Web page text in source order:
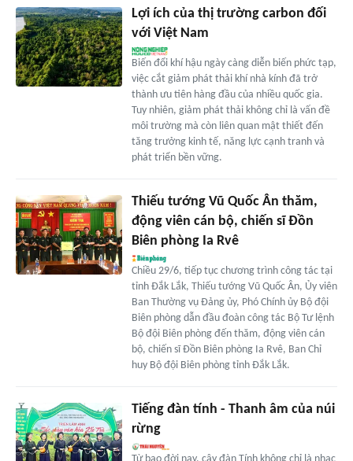
Lợi ích của thị trường carbon đối
với Việt Nam
Biến đổi khí hậu ngày càng diễn biến phức tạp,
việc cắt giảm phát thải khí nhà kính đã trở
thành ưu tiên hàng đầu của nhiều quốc gia.
Tuy nhiên, giảm phát thải không chỉ là vấn đề
môi trường mà còn liên quan mật thiết đến
tăng trưởng kinh tế, năng lực cạnh tranh và
phát triển bền vững.
Thiếu tướng Vũ Quốc Ân thăm,
động viên cán bộ, chiến sĩ Đồn
Biên phòng Ia Rvê
Chiều 29/6, tiếp tục chương trình công tác tại
tỉnh Đắk Lắk, Thiếu tướng Vũ Quốc Ân, Ủy viên
Ban Thường vụ Đảng ủy, Phó Chính ủy Bộ đội
Biên phòng dẫn đầu đoàn công tác Bộ Tư lệnh
Bộ đội Biên phòng đến thăm, động viên cán
bộ, chiến sĩ Đồn Biên phòng Ia Rvê, Ban Chỉ
huy Bộ đội Biên phòng tỉnh Đắk Lắk.
Tiếng đàn tính - Thanh âm của núi
rừng